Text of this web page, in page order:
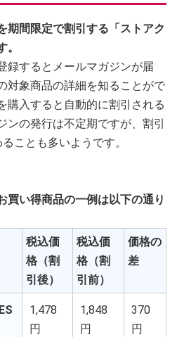
期間限定で割引する「ストアク
録するとメールマガジンが届
対象商品の詳細を知ることがで
購入すると自動的に割引される
の発行は不定期ですが、割引
ことも多いようです。
買い得商品の一例は以下の通り
税込価
格（割
引後）
税込価
格（割
引前）
価格の
差
1,478
円
1,848
円
370
円